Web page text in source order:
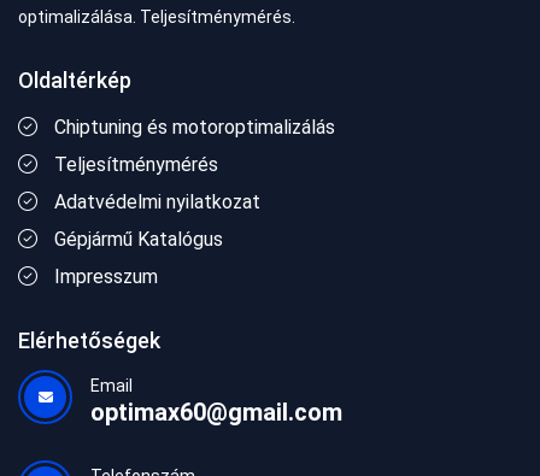
optimalizálása. Teljesítménymérés.
Oldaltérkép
Chiptuning és motoroptimalizálás
Teljesítménymérés
Adatvédelmi nyilatkozat
Gépjármű Katalógus
Impresszum
Elérhetőségek
Email
optimax60@gmail.com